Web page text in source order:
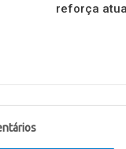
reforça